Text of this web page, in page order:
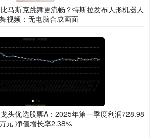
马斯克跳舞更流畅？特斯拉发布人形机器人
视频：无电脑合成画面
头优选股票A：2025年第一季度利润728.98
元 净值增长率2.38%